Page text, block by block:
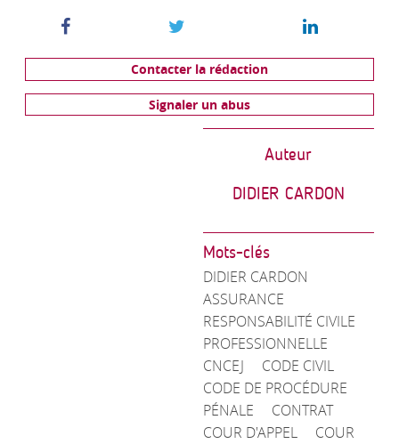
Contacter la rédaction
Signaler un abus
Auteur
DIDIER CARDON
Mots-clés
DIDIER CARDON
ASSURANCE
RESPONSABILITÉ CIVILE
PROFESSIONNELLE
CNCEJ
CODE CIVIL
CODE DE PROCÉDURE
PÉNALE
CONTRAT
COUR D'APPEL
COUR